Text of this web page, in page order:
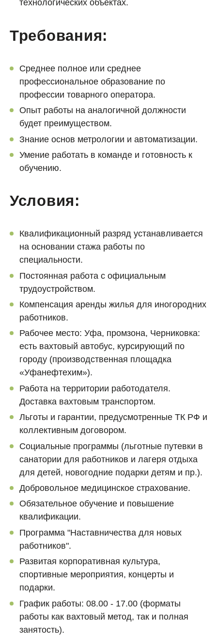
технологических объектах.
Требования:
Среднее полное или среднее
профессиональное образование по
профессии товарного оператора.
Опыт работы на аналогичной должности
будет преимуществом.
Знание основ метрологии и автоматизации.
Умение работать в команде и готовность к
обучению.
Условия:
Квалификационный разряд устанавливается
на основании стажа работы по
специальности.
Постоянная работа с официальным
трудоустройством.
Компенсация аренды жилья для иногородних
работников.
Рабочее место: Уфа, промзона, Черниковка:
есть вахтовый автобус, курсирующий по
городу (производственная площадка
«Уфанефтехим»).
Работа на территории работодателя.
Доставка вахтовым транспортом.
Льготы и гарантии, предусмотренные ТК РФ и
коллективным договором.
Социальные программы (льготные путевки в
санатории для работников и лагеря отдыха
для детей, новогодние подарки детям и пр.).
Добровольное медицинское страхование.
Обязательное обучение и повышение
квалификации.
Программа "Наставничества для новых
работников".
Развитая корпоративная культура,
спортивные мероприятия, концерты и
подарки.
График работы: 08.00 - 17.00 (форматы
работы как вахтовый метод, так и полная
занятость).